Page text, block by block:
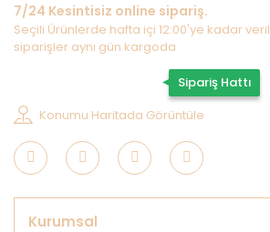
7/24 Kesintisiz online sipariş.
Seçili Ürünlerde hafta içi 12:00'ye kadar
siparişler aynı gün kargoda
Sipariş Hattı
Konumu Haritada Görüntüle
Kurumsal